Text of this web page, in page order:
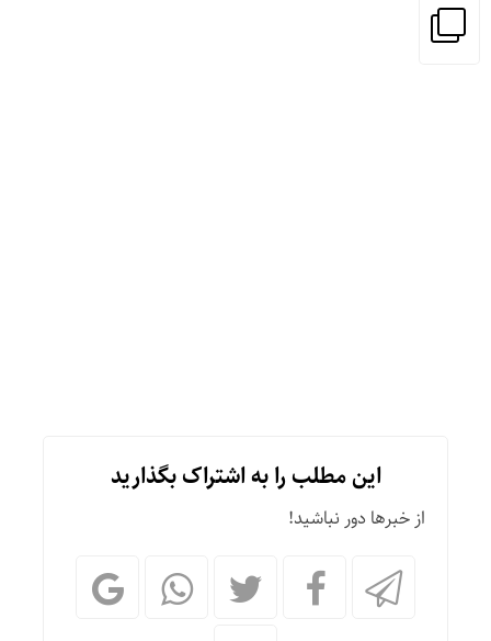
این مطلب را به اشتراک بگذارید
از خبرها دور نباشید!